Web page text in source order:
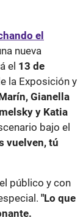
el
nueva
el 13 de
la Exposición y
Gianella
y Katia
bajo el
vuelven, tú
público y con
"Lo que